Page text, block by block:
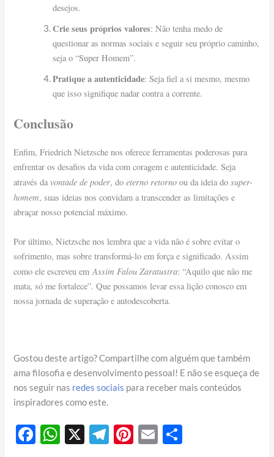
desejos.
Crie seus próprios valores: Não tenha medo de
questionar as normas sociais e seguir seu próprio caminho,
seja o “Super Homem”.
Pratique a autenticidade: Seja fiel a si mesmo, mesmo
que isso signifique nadar contra a corrente.
Conclusão
Enfim, Friedrich Nietzsche nos oferece ferramentas poderosas para
enfrentar os desafios da vida com coragem e autenticidade. Seja
através da vontade de poder, doeterno retorno ou da ideia dosuper-
homem, suas ideias nos convidam a transcender as limitações e
abraçar nosso potencial máximo.
Por último, Nietzsche nos lembra que a vida não é sobre evitar o
sofrimento, mas sobre transformá-lo em força e significado. Assim
como ele escreveu emAssim Falou Zaratustra: “Aquilo que não me
mata, só me fortalece”. Que possamos levar essa lição conosco em
nossa jornada de superação e autodescoberta.
Gostou deste artigo? Compartilhe com alguém que também
ama filosofia e desenvolvimento pessoal! E não se esqueça de
nos seguir nas redes sociais para receber mais conteúdos
inspiradores como este.
F
W X
T
Pi E